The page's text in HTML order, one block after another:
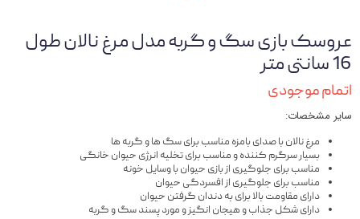
عروسک بازی سگ و گربه مدل مرغ نالان طول
16 سانتی متر
اتمام موجودی
سایر مشخصات:
مرغ نالان با صدای بامزه مناسب برای سگ ها و گربه ها
بسیار سرگرم کننده و مناسب برای تخلیه انرژی حیوان خانگی
مناسب برای جلوگیری از بازی حیوان با وسایل خونه
مناسب برای جلوگیری از افسردگی حیوان
دارای مقاومت بالا برای به دندان گرفتن حیوان
دارای شکل جذاب و هیجان انگیز و مورد پسند سگ و گربه